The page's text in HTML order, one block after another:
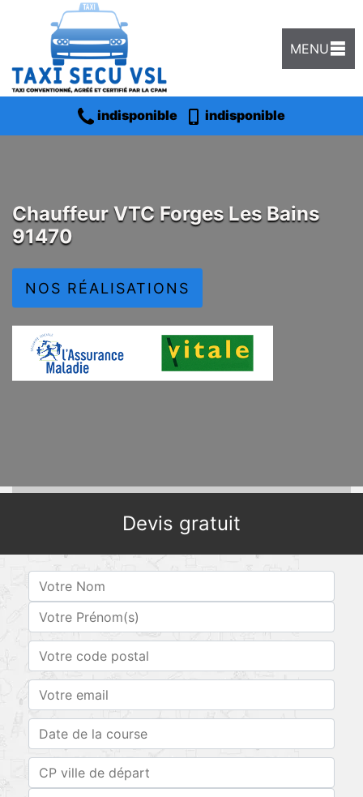
MENU
indisponible indisponible
Chauffeur VTC Forges Les Bains
91470
NOS RÉALISATIONS
Devis gratuit